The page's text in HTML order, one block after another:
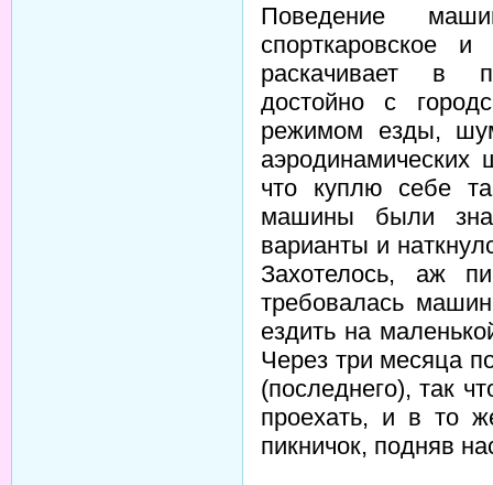
Поведение
спорткаровское
раскачивает в
достойно с
режимом езды,
что куплю себе
машины были
варианты и
Захотелось, аж
требовалась
ездить на
Через три месяца
(последнего), так
проехать, и в то
пикничок, подняв